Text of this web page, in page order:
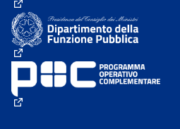
(External link)
(External link)